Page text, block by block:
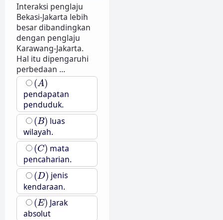
Interaksi penglaju
Bekasi-Jakarta lebih
besar dibandingkan
dengan penglaju
Karawang-Jakarta.
Hal itu dipengaruhi
perbedaan ...
(A)
(A)
pendapatan
penduduk.
(B)
(B) luas
wilayah.
(C)
(C) mata
pencaharian.
(D)
(D) jenis
kendaraan.
(E)
(E) Jarak
absolut